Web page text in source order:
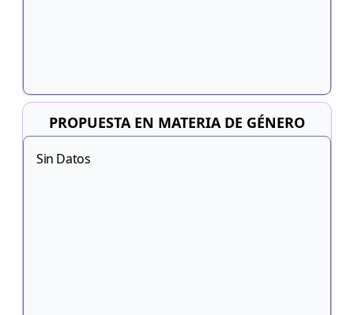
PROPUESTA EN MATERIA DE GÉNERO
Sin Datos